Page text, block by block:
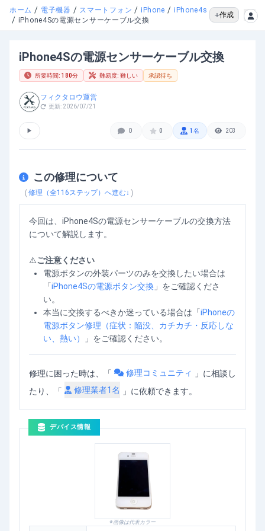
ホーム / 電子機器 / スマートフォン / iPhone / iPhone4s
/ iPhone4Sの電源センサーケーブル交換
作成
iPhone4Sの電源センサーケーブル交換
所要時間: 180分 難易度: 難しい 承認待ち
フィクタロウ運営
更新: 2026/07/21
▶ 0 0 1 名 203
この修理について
（修理（全116 ステップ）へ進む↓ ）
今回は、iPhone4Sの電源センサーケーブルの交換方法
について解説します。
⚠️ご注意ください
電源ボタンの外装パーツのみを交換したい場合は
「iPhone4Sの電源ボタン交換 」をご確認くださ
い。
本当に交換するべきか迷っている場合は「iPhoneの
電源ボタン修理（症状：陥没、カチカチ・反応しな
い、熱い）
」をご確認ください。
修理に困った時は、「 修理コミュニティ 」 に相談し
たり、「
修理業者1名 」に依頼できます。
デバイス情報
※画像は代表カラー